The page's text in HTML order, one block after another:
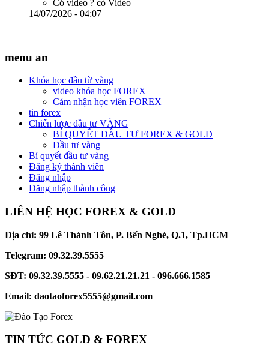
Có video ? có Video
14/07/2026 - 04:07
menu an
Khóa học đầu từ vàng
video khóa học FOREX
Cảm nhận học viên FOREX
tin forex
Chiến lược đầu tư VÀNG
BÍ QUYẾT ĐẦU TƯ FOREX & GOLD
Đầu tư vàng
Bí quyết đầu tư vàng
Đăng ký thành viên
Đăng nhập
Đăng nhập thành công
LIÊN HỆ HỌC FOREX & GOLD
Địa chỉ: 99 Lê Thánh Tôn, P. Bến Nghé, Q.1, Tp.HCM
Telegram: 09.32.39.5555
SĐT: 09.32.39.5555 - 09.62.21.21.21 - 096.666.1585
Email: daotaoforex5555@gmail.com
TIN TỨC GOLD & FOREX